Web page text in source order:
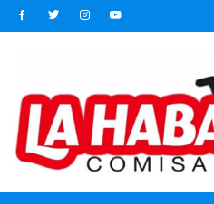
Saltar
al